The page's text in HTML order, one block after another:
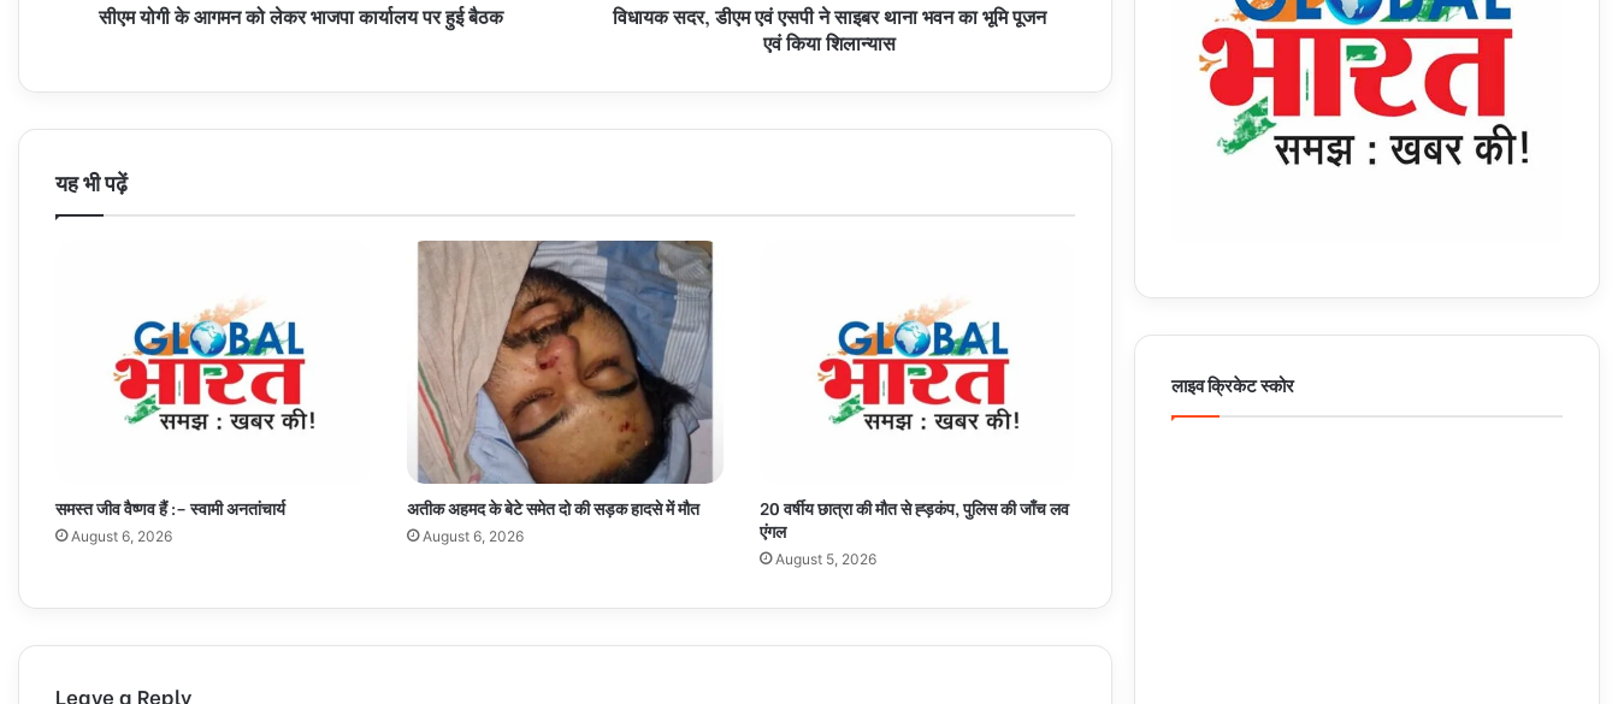
सीएम योगी के आगमन को लेकर भाजपा कार्यालय पर हुई बैठक
एवं
विधायक सदर, डीएम एवं एसपी ने साइबर थाना भवन का भूमि पूजन
एवं किया शिलान्यास
यह भी पढ़ें
समस्त जीव वैष्णव हैं :– स्वामी अनतांचार्य
August 6, 2026
अतीक अहमद के बेटे समेत दो की सड़क हादसे में मौत
August 6, 2026
20 वर्षीय छात्रा की मौत से ह्ड़कंप, पुलिस की जाँच लव
एंगल
August 5, 2026
Leave a Reply
लाइव क्रिकेट स्कोर